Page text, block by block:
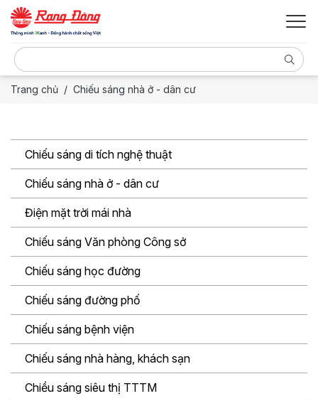
Trang chủ Chiếu sáng nhà ở - dân cư
Chiếu sáng di tích nghệ thuật
Chiếu sáng nhà ở - dân cư
Điện mặt trời mái nhà
Chiếu sáng Văn phòng Công sở
Chiếu sáng học đường
Chiếu sáng đường phố
Chiếu sáng bệnh viện
Chiếu sáng nhà hàng, khách sạn
Chiều sáng siêu thị TTTM